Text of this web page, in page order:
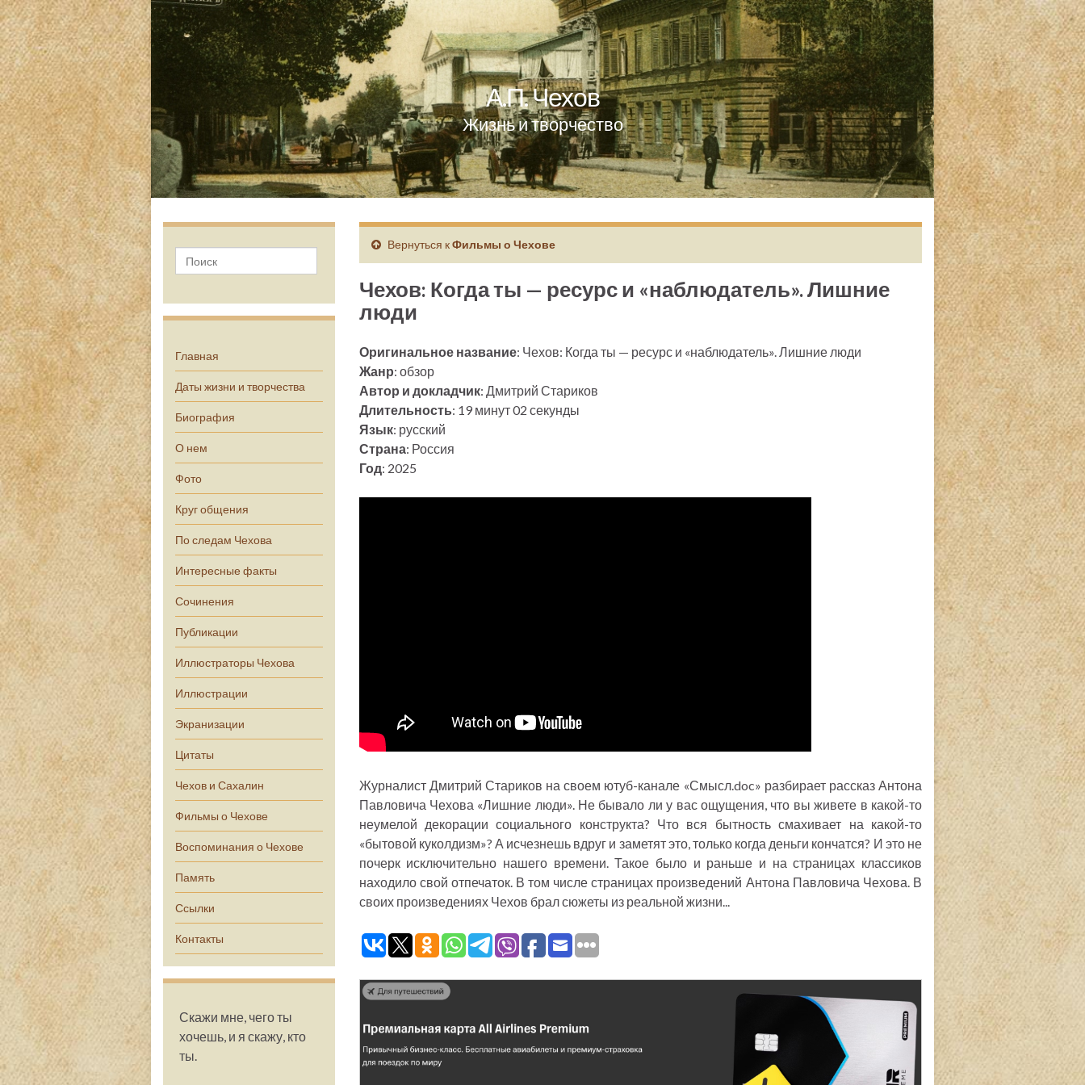
А.П. Чехов
Жизнь и творчество
Главная
Даты жизни и творчества
Биография
О нем
Фото
Круг общения
По следам Чехова
Интересные факты
Сочинения
Публикации
Иллюстраторы Чехова
Иллюстрации
Экранизации
Цитаты
Чехов и Сахалин
Фильмы о Чехове
Воспоминания о Чехове
Память
Ссылки
Контакты
Скажи мне, чего ты
хочешь, и я скажу, кто
ты.
Вернуться кФильмы о Чехове
Чехов: Когда ты — ресурс и «наблюдатель». Лишние
люди
Оригинальное название: Чехов: Когда ты — ресурс и «наблюдатель». Лишние люди
Жанр: обзор
Автор и докладчик: Дмитрий Стариков
Длительность: 19 минут 02 секунды
Язык: русский
Страна: Россия
Год: 2025
Журналист Дмитрий Стариков на своем ютуб-канале «Смысл.doc» разбирает рассказ Антона
Павловича Чехова «Лишние люди». Не бывало ли у вас ощущения, что вы живете в какой-то
неумелой декорации социального конструкта? Что вся бытность смахивает на какой-то
«бытовой куколдизм»? А исчезнешь вдруг и заметят это, только когда деньги кончатся? И это не
почерк исключительно нашего времени. Такое было и раньше и на страницах классиков
находило свой отпечаток. В том числе страницах произведений Антона Павловича Чехова. В
своих произведениях Чехов брал сюжеты из реальной жизни...